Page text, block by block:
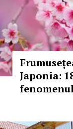
Japonia: